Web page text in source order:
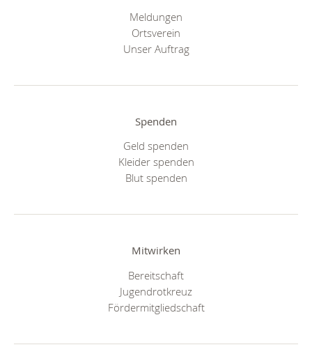
Meldungen
Ortsverein
Unser Auftrag
Spenden
Geld spenden
Kleider spenden
Blut spenden
Mitwirken
Bereitschaft
Jugendrotkreuz
Fördermitgliedschaft